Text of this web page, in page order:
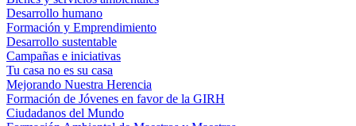
Desarrollo humano
Formación y Emprendimiento
Desarrollo sustentable
Campañas e iniciativas
Tu casa no es su casa
Mejorando Nuestra Herencia
Formación de Jóvenes en favor de la GIRH
Ciudadanos del Mundo